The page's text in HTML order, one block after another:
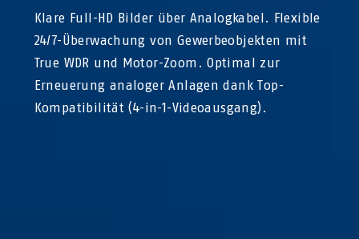
Klare Full-HD Bilder über Analogkabel. Flexible
24/7-Überwachung von Gewerbeobjekten mit
True WDR und Motor-Zoom. Optimal zur
Erneuerung analoger Anlagen dank Top-
Kompatibilität (4-in-1-Videoausgang).